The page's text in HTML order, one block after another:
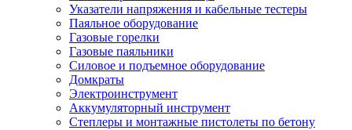
Указатели напряжения и кабельные тестеры
Паяльное оборудование
Газовые горелки
Газовые паяльники
Силовое и подъемное оборудование
Домкраты
Электроинструмент
Аккумуляторный инструмент
Степлеры и монтажные пистолеты по бетону